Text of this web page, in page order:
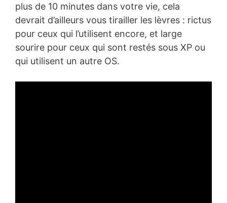
plus de 10 minutes dans votre vie, cela
devrait d’ailleurs vous tirailler les lèvres : rictus
pour ceux qui l’utilisent encore, et large
sourire pour ceux qui sont restés sous XP ou
qui utilisent un autre OS.